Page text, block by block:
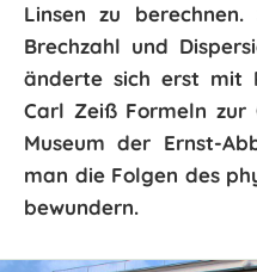
Linsen zu berechnen.
Brechzahl und
änderte sich erst mit
Carl Zeiß Formeln
Museum der Ernst-
man die Folgen des
bewundern.